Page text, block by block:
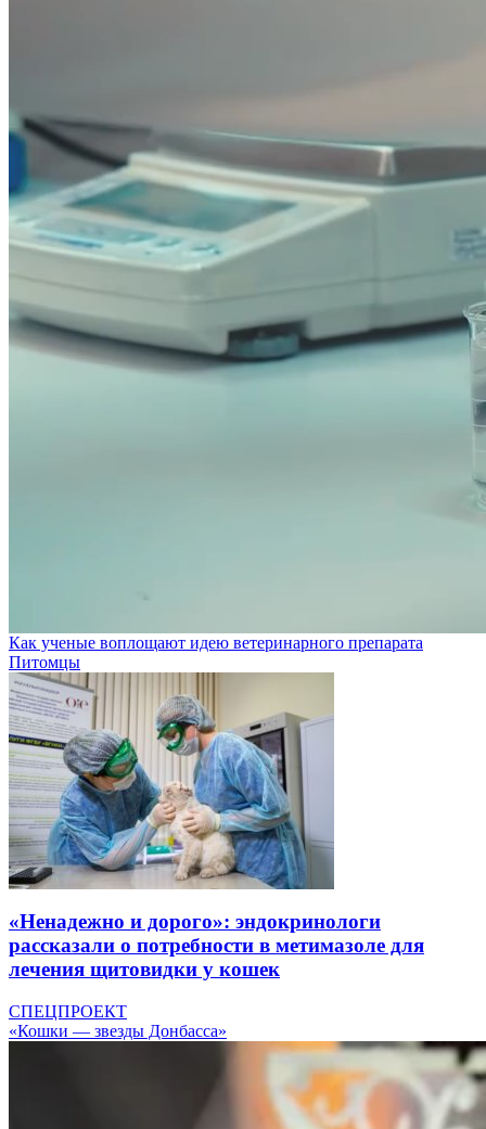
Как ученые воплощают идею ветеринарного препарата
Питомцы
«Ненадежно и дорого»: эндокринологи
рассказали о потребности в метимазоле для
лечения щитовидки у кошек
СПЕЦПРОЕКТ
«Кошки — звезды Донбасса»